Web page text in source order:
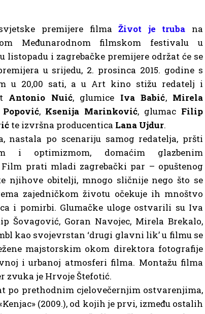
premijere filmaŽivot je truba na
Međunarodnom filmskom festivalu u
listopadu i zagrebačke premijere održat će se
u srijedu, 2. prosinca 2015. godine s
u 20,00 sati, a u Art kino stižu redatelj i
Antonio Nuić, glumice Iva Babić, Mirela
, Ksenija Marinković, glumac Filip
te izvršna producentica Lana Ujdur.
nastala po scenariju samog redatelja, pršti
i optimizmom, domaćim glazbenim
prati mladi zagrebački par – opuštenog
njihove obitelji, mnogo sličnije nego što se
zajedničkom životu očekuje ih mnoštvo
i pomirbi. Glumačke uloge ostvarili su Iva
Šovagović, Goran Navojec, Mirela Brekalo,
kao svojevrstan ‘drugi glavni lik’ u filmu se
majstorskim okom direktora fotografije
i urbanoj atmosferi filma. Montažu filma
zvuka je Hrvoje Štefotić.
po prethodnim cjelovečernjim ostvarenjima,
(2009.), od kojih je prvi, između ostalih